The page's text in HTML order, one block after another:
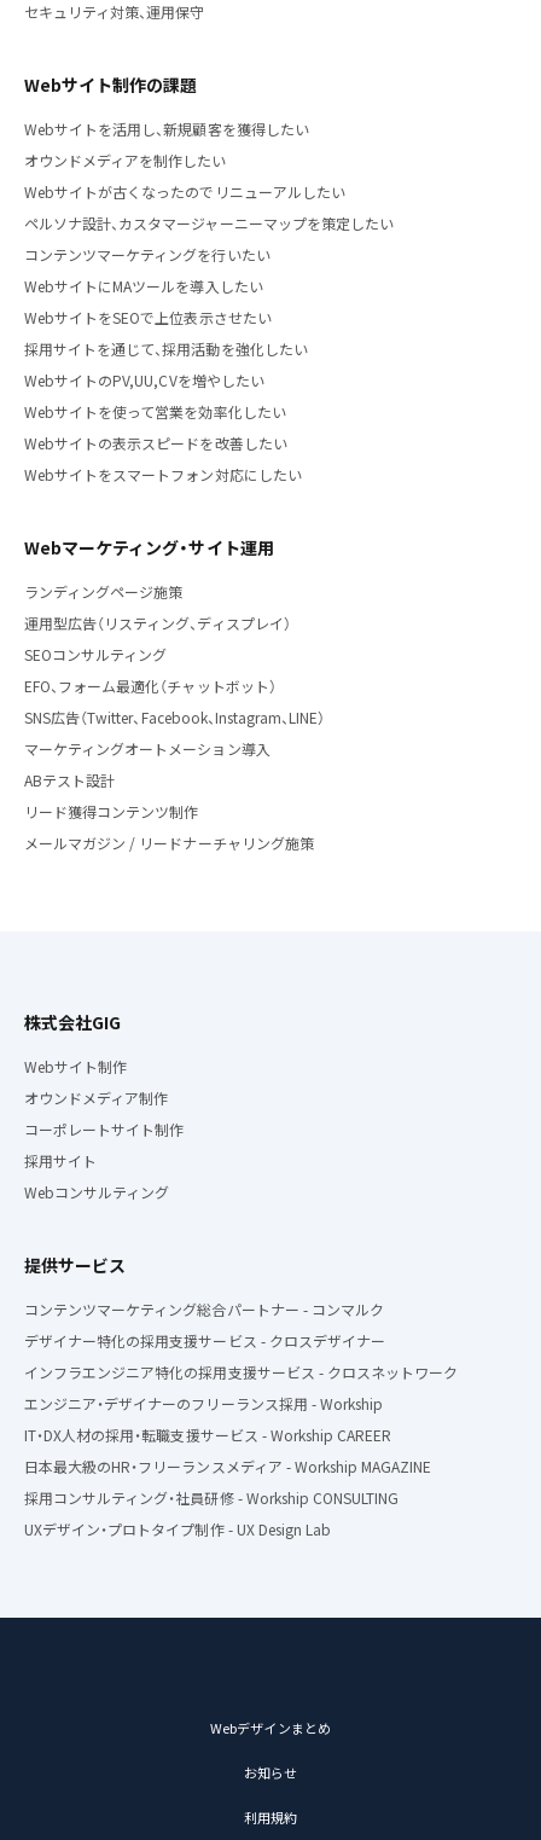
セキュリティ対策、運用保守
Webサイト制作の課題
Webサイトを活用し、新規顧客を獲得したい
オウンドメディアを制作したい
Webサイトが古くなったのでリニューアルしたい
ペルソナ設計、カスタマージャーニーマップを策定したい
コンテンツマーケティングを行いたい
WebサイトにMAツールを導入したい
WebサイトをSEOで上位表示させたい
採用サイトを通じて、採用活動を強化したい
WebサイトのPV,UU,CVを増やしたい
Webサイトを使って営業を効率化したい
Webサイトの表示スピードを改善したい
Webサイトをスマートフォン対応にしたい
Webマーケティング・サイト運用
ランディングページ施策
運用型広告（リスティング、ディスプレイ）
SEOコンサルティング
EFO、フォーム最適化（チャットボット）
SNS広告（Twitter、Facebook、Instagram、LINE）
マーケティングオートメーション導入
ABテスト設計
リード獲得コンテンツ制作
メールマガジン / リードナーチャリング施策
株式会社GIG
Webサイト制作
オウンドメディア制作
コーポレートサイト制作
採用サイト
Webコンサルティング
提供サービス
コンテンツマーケティング総合パートナー - コンマルク
デザイナー特化の採用支援サービス - クロスデザイナー
インフラエンジニア特化の採用支援サービス - クロスネットワーク
エンジニア・デザイナーのフリーランス採用 - Workship
IT・DX人材の採用・転職支援サービス - Workship CAREER
日本最大級のHR・フリーランスメディア - Workship MAGAZINE
採用コンサルティング・社員研修 - Workship CONSULTING
UXデザイン・プロトタイプ制作 - UX Design Lab
Webデザインまとめ
お知らせ
利用規約